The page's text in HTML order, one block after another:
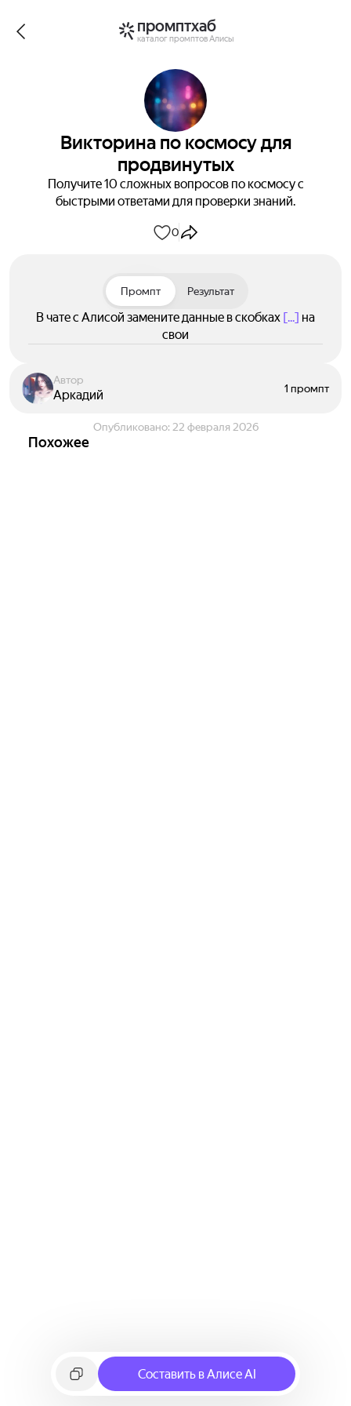
промптхаб
каталог промптов Алисы
Викторина по космосу для
продвинутых
Получите 10 сложных вопросов по космосу с
быстрыми ответами для проверки знаний.
0
Промпт Результат
В чате с Алисой замените данные в скобках [...] на
свои
Автор
Аркадий 1 промпт
Опубликовано: 22 февраля 2026
Похожее
Составить в Алисе AI